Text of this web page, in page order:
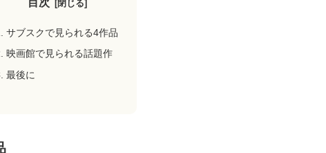
目次
サブスクで見られる4作品
映画館で見られる話題作
最後に